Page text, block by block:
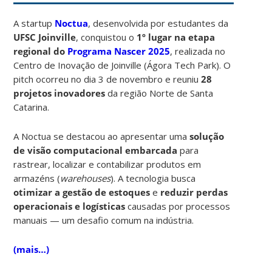
A startup Noctua, desenvolvida por estudantes da
UFSC Joinville, conquistou o 1º lugar na etapa
regional do Programa Nascer 2025, realizada no
Centro de Inovação de Joinville (Ágora Tech Park). O
pitch ocorreu no dia 3 de novembro e reuniu28
projetos inovadores da região Norte de Santa
Catarina.
A Noctua se destacou ao apresentar umasolução
de visão computacional embarcada para
rastrear, localizar e contabilizar produtos em
armazéns (warehouses). A tecnologia busca
otimizar a gestão de estoques e reduzir perdas
operacionais e logísticas causadas por processos
manuais — um desafio comum na indústria.
(mais…)